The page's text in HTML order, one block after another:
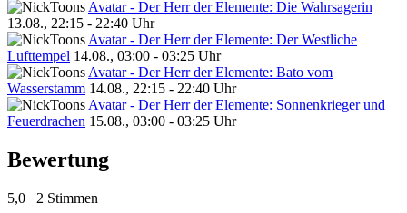
Avatar - Der Herr der Elemente: Die Wahrsagerin
13.08., 22:15 - 22:40 Uhr
Avatar - Der Herr der Elemente: Der Westliche
Lufttempel 14.08., 03:00 - 03:25 Uhr
Avatar - Der Herr der Elemente: Bato vom
Wasserstamm 14.08., 22:15 - 22:40 Uhr
Avatar - Der Herr der Elemente: Sonnenkrieger und
Feuerdrachen 15.08., 03:00 - 03:25 Uhr
Bewertung
5,0 2 Stimmen